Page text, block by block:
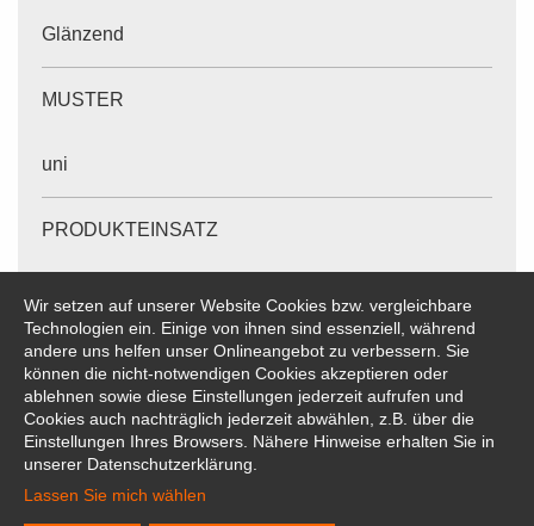
Glänzend
MUSTER
uni
PRODUKTEINSATZ
Lamellenbreiten in mm: 25
Die angegebenen Werte sind ca.-Werte. Änderungen
vorbehalten.
Wir setzen auf unserer Website Cookies bzw. vergleichbare
Technologien ein. Einige von ihnen sind essenziell, während
andere uns helfen unser Onlineangebot zu verbessern. Sie
können die nicht-notwendigen Cookies akzeptieren oder
ablehnen sowie diese Einstellungen jederzeit aufrufen und
Cookies auch nachträglich jederzeit abwählen, z.B. über die
Einstellungen Ihres Browsers. Nähere Hinweise erhalten Sie in
unserer Datenschutzerklärung.
Lassen Sie mich wählen